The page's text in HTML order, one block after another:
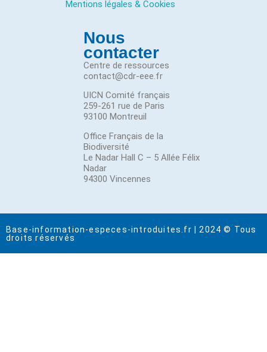
Mentions légales & Cookies
Nous
contacter
Centre de ressources
contact@cdr-eee.fr
UICN Comité français
259-261 rue de Paris
93100 Montreuil
Office Français de la
Biodiversité
Le Nadar Hall C – 5 Allée Félix
Nadar
94300 Vincennes
Base-information-especes-introduites.fr | 2024 © Tous
droits réservés